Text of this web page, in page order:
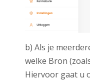
b) Als je
welke Bron
Hiervoor gaat u